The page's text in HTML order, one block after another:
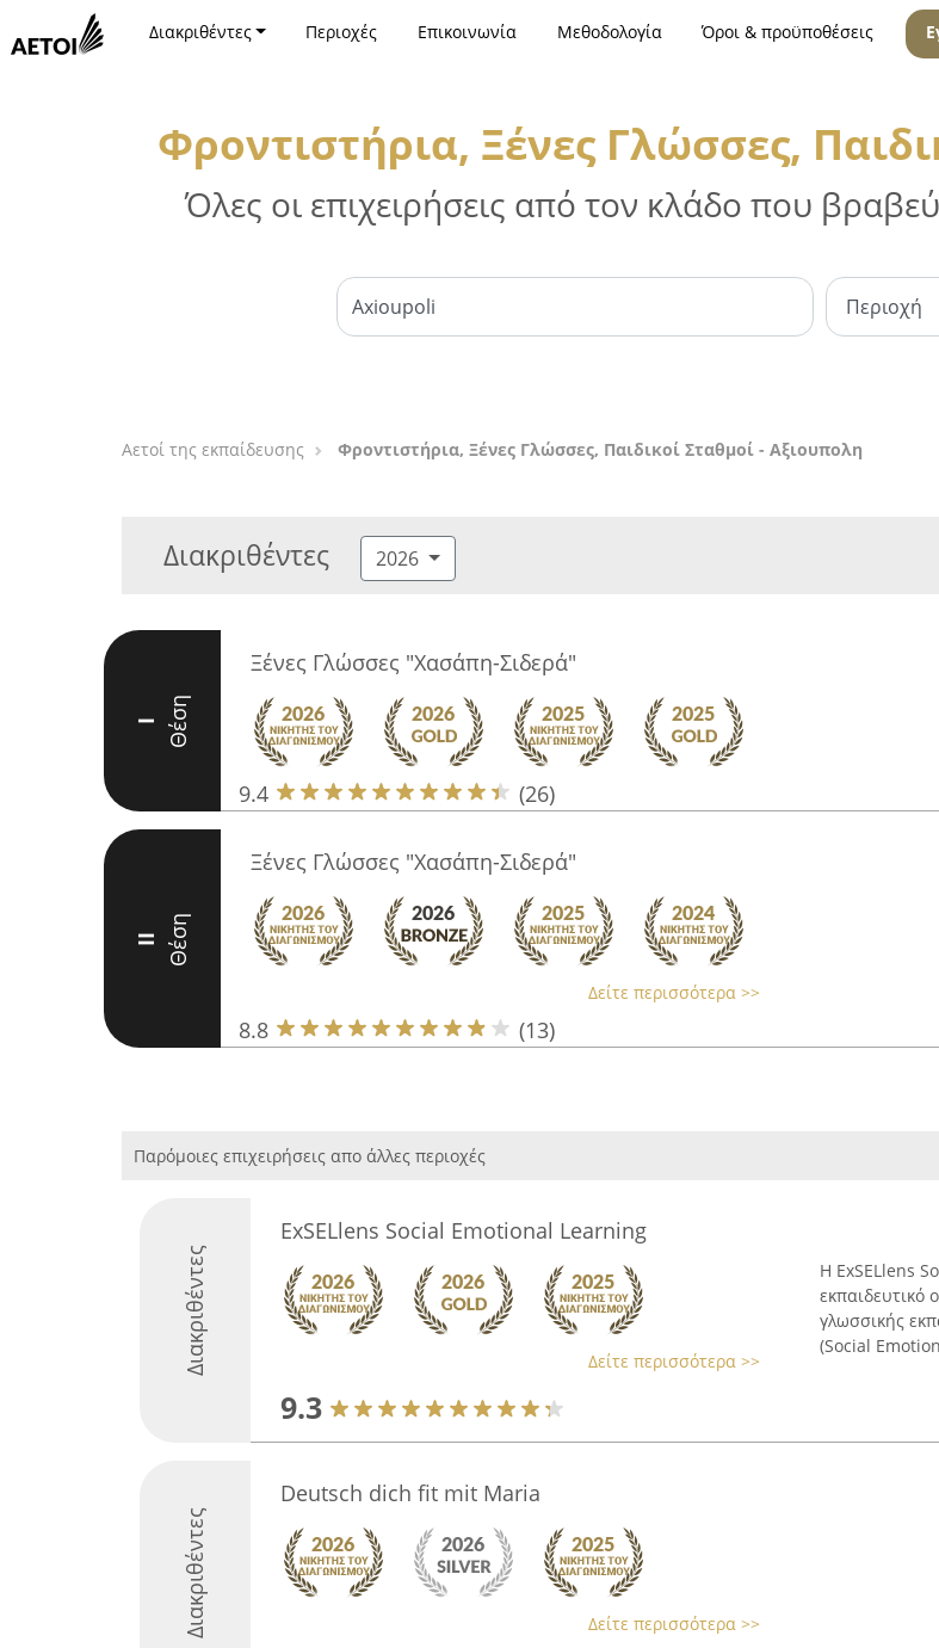
Διακριθέντες Περιοχές Επικοινωνία Μεθοδολογία Όροι & προϋποθέσεις
Φροντιστήρια, Ξένες Γλώσσες,
Όλες οι επιχειρήσεις από τον κλάδο που
Αετοί της εκπαίδευσης Φροντιστήρια, Ξένες Γλώσσες, Παιδικοί Σταθμοί - Αξιουπολη
Διακριθέντες 2026
I Θέση
Ξένες Γλώσσες "Χασάπη-Σιδερά"
9.4 (26)
II Θέση
Ξένες Γλώσσες "Χασάπη-Σιδερά"
Δείτε περισσότερα >>
8.8 (13)
Παρόμοιες επιχειρήσεις απο άλλες περιοχές
Διακριθέντες
ExSELlens Social Emotional Learning
Δείτε περισσότερα >>
9.3
Η ExSELlens
γλωσσικής
(Social
Διακριθέντες
Deutsch dich fit mit Maria
Δείτε περισσότερα >>